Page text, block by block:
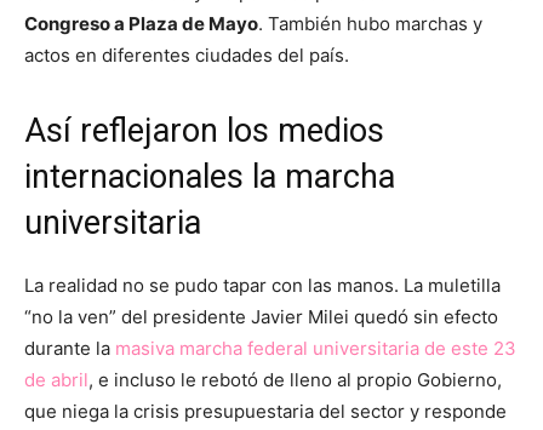
Congreso a Plaza de Mayo. También hubo marchas y
actos en diferentes ciudades del país.
Así reflejaron los medios
internacionales la marcha
universitaria
La realidad no se pudo tapar con las manos. La muletilla
“no la ven” del presidente Javier Milei quedó sin efecto
durante la masiva marcha federal universitaria de este 23
de abril, e incluso le rebotó de lleno al propio Gobierno,
que niega la crisis presupuestaria del sector y responde